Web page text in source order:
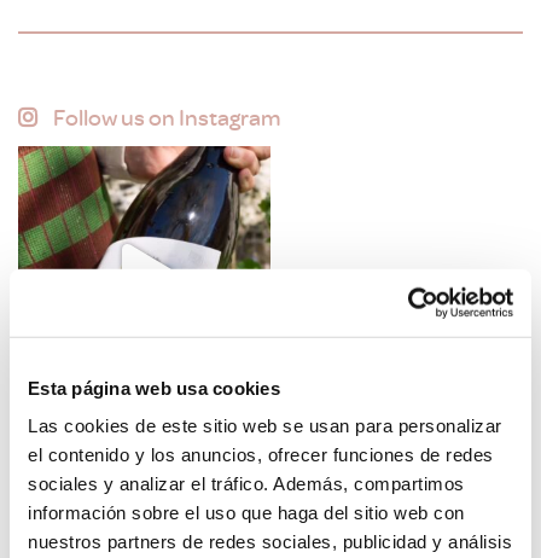
Esta página web usa cookies
Las cookies de este sitio web se usan para personalizar
el contenido y los anuncios, ofrecer funciones de redes
sociales y analizar el tráfico. Además, compartimos
información sobre el uso que haga del sitio web con
nuestros partners de redes sociales, publicidad y análisis
Follow us on Instagram